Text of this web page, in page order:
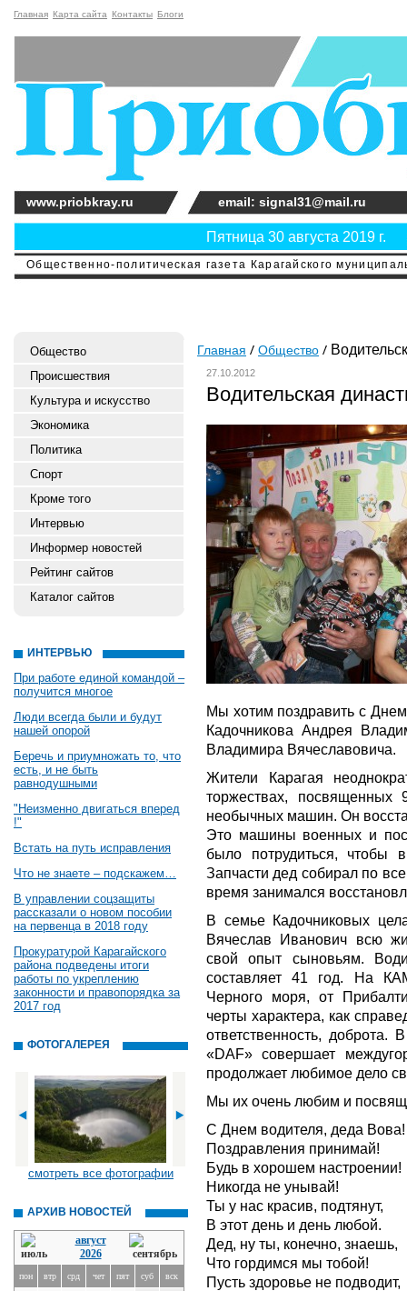
Главная Карта сайта Контакты Блоги
Общественно-политическая газета Карагайского
Пятница 30 августа 2019 г.
www.priobkray.ru email: signal31@mail.ru
Общество
Происшествия
Культура и искусство
Экономика
Политика
Спорт
Кроме того
Интервью
Информер новостей
Рейтинг сайтов
Каталог сайтов
ИНТЕРВЬЮ
При работе единой командой –
получится многое
Люди всегда были и будут
нашей опорой
Беречь и приумножать то, что
есть, и не быть
равнодушными
"Неизменно двигаться вперед
!"
Встать на путь исправления
Что не знаете – подскажем…
В управлении соцзащиты
рассказали о новом пособии
на первенца в 2018 году
Прокуратурой Карагайского
района подведены итоги
работы по укреплению
законности и правопорядка за
2017 год
ФОТОГАЛЕРЕЯ
смотреть все фотографии
АРХИВ НОВОСТЕЙ
август
2026
пон втр срд чет пят суб вск
Главная Общество
27.10.2012
Водительская
Мы хотим поздравить с
Кадочникова Андрея
Владимира Вячеславовича.
Жители Карагая
торжествах,
необычных машин. Он
Это машины военных и
было потрудиться, чтобы
Запчасти дед собирал по
время занимался
В семье Кадочниковых
Вячеслав Иванович всю
свой опыт сыновьям.
составляет 41 год. На
Черного моря, от
черты характера, как
ответственность,
«DAF» совершает
продолжает любимое дело
Мы их очень любим и
С Днем водителя, деда Вова!
Поздравления принимай!
Будь в хорошем настроении!
Никогда не унывай!
Ты у нас красив, подтянут,
В этот день и день любой.
Дед, ну ты, конечно, знаешь,
Что гордимся мы тобой!
Пусть здоровье не подводит,